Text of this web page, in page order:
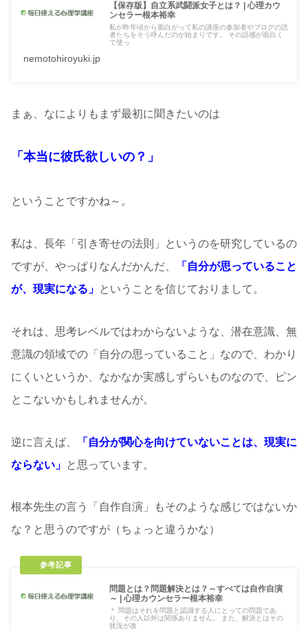
【保存版】自立系武闘派女子とは？ | 心理カウ
ンセラー根本裕幸
私が昨年頃から面白がって私の講座の参加者やブログの読
者たちをそう呼んだのが始まりです。 その語感が面白く
て使っ
nemotohiroyuki.jp
まぁ、なによりもまず最初に聞きたいのは
「本当に彼氏欲しいの？」
ということですかね～。
私は、長年「引き寄せの法則」というのを研究しているの
ですが、やっぱりなんだかんだ、
「自分が思っていること
が、現実になる」 ということを信じておりまして。
それは、思考レベルではわからないような、潜在意識、無
意識の領域での「自分の思っていること」なので、わかり
にくいというか、なかなか実感しずらいものなので、ピン
とこないかもしれませんが。
逆に言えば、
「自分が関心を向けていないことは、現実に
ならない」 と思っています。
根本先生の言う「自作自演」もそのような感じではないか
な？と思うのですが（ちょっと違うかな）
問題とは？問題解決とは？～すべては自作自演
～ | 心理カウンセラー根本裕幸
＊ 問題はそれを問題と認識する人にとっての問題であ
り、その人以外は関係ありません。 また、解決とはその
状況が改